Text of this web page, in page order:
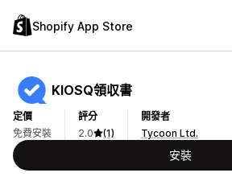
Shopify App Store
KIOSQ領収書
定價
免費安裝
評分
2.0
(1)
開發者
Tycoon Ltd.
安裝